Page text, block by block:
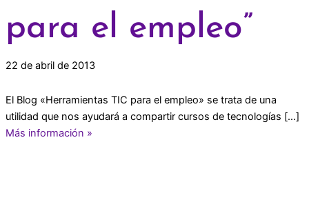
para el empleo”
22 de abril de 2013
El Blog «Herramientas TIC para el empleo» se trata de una
utilidad que nos ayudará a compartir cursos de tecnologías […]
Más información »